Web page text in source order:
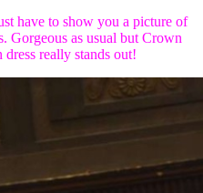
have to show you a picture of
Gorgeous as usual but Crown
dress really stands out!